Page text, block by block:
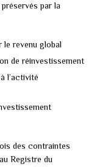
par la
revenu global
de réinvestissement
l’activité
des contraintes
Registre du